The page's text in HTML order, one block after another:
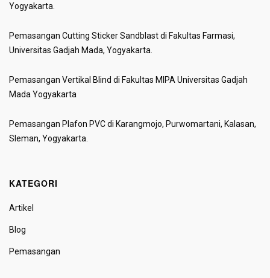
Yogyakarta.
Pemasangan Cutting Sticker Sandblast di Fakultas Farmasi,
Universitas Gadjah Mada, Yogyakarta.
Pemasangan Vertikal Blind di Fakultas MIPA Universitas Gadjah
Mada Yogyakarta
Pemasangan Plafon PVC di Karangmojo, Purwomartani, Kalasan,
Sleman, Yogyakarta.
KATEGORI
Artikel
Blog
Pemasangan